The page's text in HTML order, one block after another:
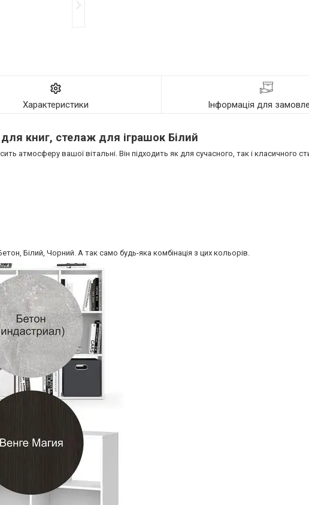
Характеристики Інформація для
книг, стелаж для іграшок Білий
атмосферу вашої вітальні. Він підходить як для сучасного, так і класичного
Білий, Чорний. А так само будь-яка комбінація з цих кольорів.